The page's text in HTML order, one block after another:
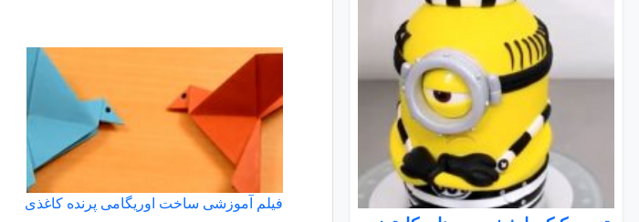
فیلم آموزشی ساخت اوریگامی پرنده کاغذی